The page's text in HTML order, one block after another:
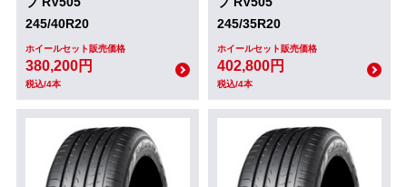
245/40R20
ホイールセット販売価格
380,200円
税込/4本
245/35R20
ホイールセット販売価格
402,800円
税込/4本